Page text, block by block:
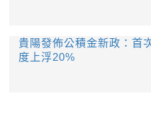
貴陽發佈公積金新政：首
度上浮20%